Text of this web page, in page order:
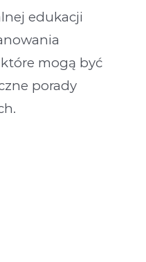
edukacji
mogą być
porady